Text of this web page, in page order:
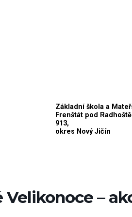
Základní škola a
Frenštát pod
913,
okres Nový Jičín
Velikonoce –